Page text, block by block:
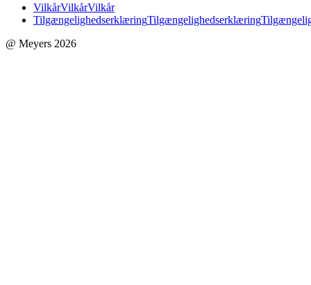
VilkårVilkårVilkår
TilgængelighedserklæringTilgængelighedserklæring
@ Meyers 2026